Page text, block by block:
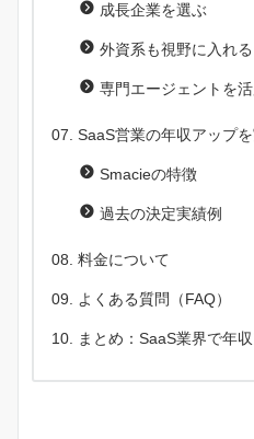
成長企業を選ぶ
外資系も視野に入れる
専門エージェントを
SaaS営業の年収アップ
Smacieの特徴
過去の決定実績例
料金について
よくある質問（FAQ）
まとめ：SaaS業界で年